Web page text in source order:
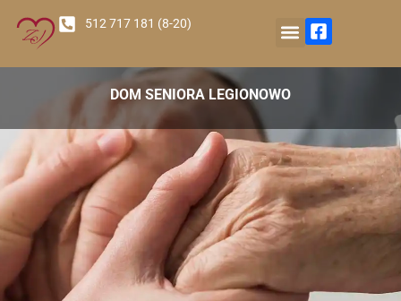
512 717 181 (8-20)
DOM SENIORA LEGIONOWO